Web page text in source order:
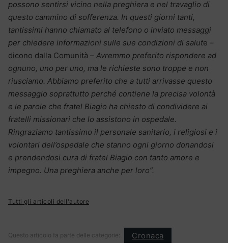
possono sentirsi vicino nella preghiera e nel travaglio di
questo cammino di sofferenza. In questi giorni tanti,
tantissimi hanno chiamato al telefono o inviato messaggi
per chiedere informazioni sulle sue condizioni di salute –
dicono dalla Comunità – Avremmo preferito rispondere ad
ognuno, uno per uno, ma le richieste sono troppe e non
riusciamo. Abbiamo preferito che a tutti arrivasse questo
messaggio soprattutto perché contiene la precisa volontà
e le parole che fratel Biagio ha chiesto di condividere ai
fratelli missionari che lo assistono in ospedale.
Ringraziamo tantissimo il personale sanitario, i religiosi e i
volontari dell’ospedale che stanno ogni giorno donandosi
e prendendosi cura di fratel Biagio con tanto amore e
impegno. Una preghiera anche per loro”.
Tutti gli articoli dell'autore
Questo articolo fa parte delle categorie: Cronaca